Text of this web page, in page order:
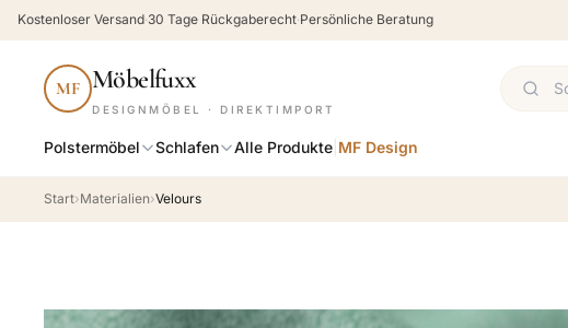
Kostenloser Versand·30 Tage Rückgaberecht·Persönliche Beratung
MF Möbelfuxx
DESIGNMÖBEL · DIREKTIMPORT
Polstermöbel Schlafen Alle Produkte MF Design
Start›Materialien›Velours